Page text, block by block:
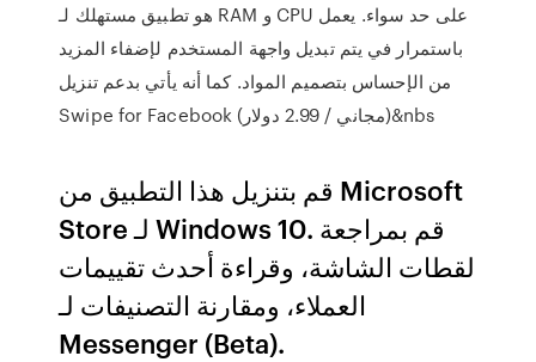
هو تطبيق مستهلك لـ RAM و CPU على حد سواء. يعمل
باستمرار في يتم تبديل واجهة المستخدم لإضفاء المزيد
من الإحساس بتصميم المواد. كما أنه يأتي بدعم تنزيل
Swipe for Facebook (مجاني / 2.99 دولار)&nbs
قم بتنزيل هذا التطبيق من Microsoft
Store لـ Windows 10. قم بمراجعة
لقطات الشاشة، وقراءة أحدث تقييمات
العملاء، ومقارنة التصنيفات لـ
Messenger (Beta).